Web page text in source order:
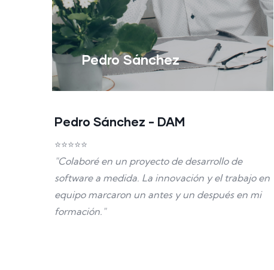
Pedro Sánchez
Pedro Sánchez - DAM
⭐⭐⭐⭐⭐
"Colaboré en un proyecto de desarrollo de
software a medida. La innovación y el trabajo en
equipo marcaron un antes y un después en mi
formación."